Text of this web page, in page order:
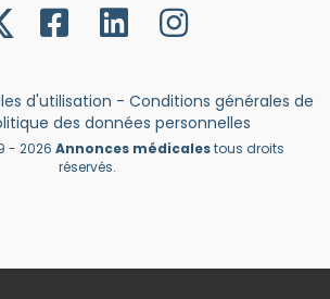
Se connecter avec LinkedIn
Inscrivez-vous en un clic !
Créer un compte
d'utilisation - Conditions générales de
des données personnelles
- 2026 Annonces médicalestous droits
réservés.